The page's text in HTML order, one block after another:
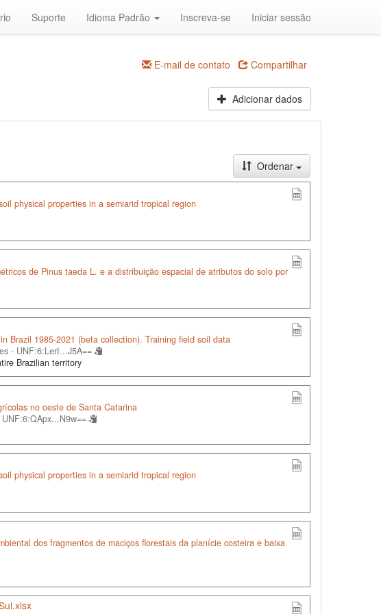
Suporte Idioma Padrão Inscreva-se Iniciar sessão
E-mail de contato Compartilhar
Adicionar dados
Ordenar
physical properties in a semiarid tropical region
de Pinus taeda L. e a distribuição espacial de atributos do solo por
Brazil 1985-2021 (beta collection). Training field soil data
- UNF:6:LerI...J5A==
Brazilian territory
no oeste de Santa Catarina
UNF:6:QApx...N9w==
physical properties in a semiarid tropical region
dos fragmentos de maciços florestais da planície costeira e baixa